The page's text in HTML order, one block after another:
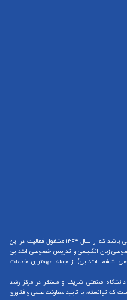
می باشد که از سال ۱۳۹۴ مشغول فعالیت در این
زبان انگلیسیو تدریس خصوصی ابتدایی
ششم ابتدایی) از جمله مهمترین خدمات
صنعتی شریف و مستقر در مرکز رشد
توانسته، با تایید معاونت علمی و فناوری